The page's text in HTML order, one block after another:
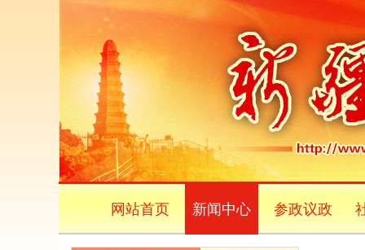
网站首页 新闻中心 参政议政